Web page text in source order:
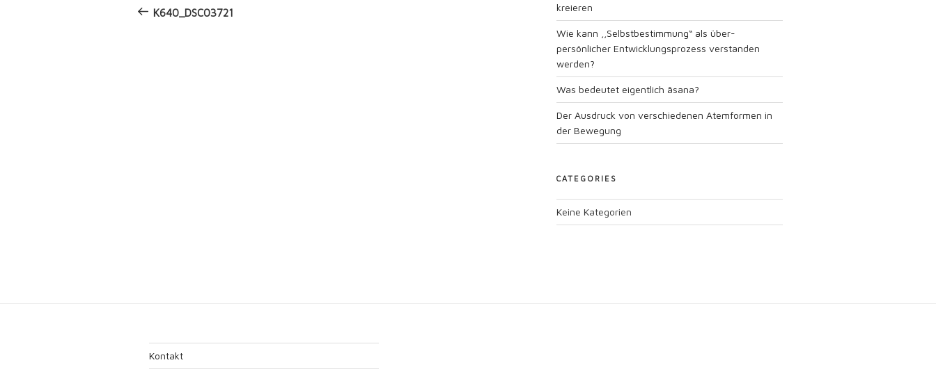
Beitrag
K640_DSC03721
kreieren
Wie kann ,,Selbstbestimmung“ als über-
persönlicher Entwicklungsprozess verstanden
werden?
Was bedeutet eigentlich āsana?
Der Ausdruck von verschiedenen Atemformen in
der Bewegung
CATEGORIES
Keine Kategorien
Kontakt